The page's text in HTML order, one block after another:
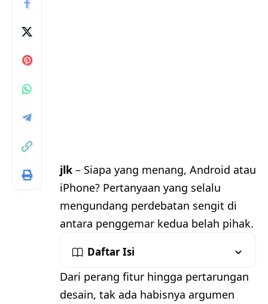
jlk – Siapa yang menang, Android atau
iPhone? Pertanyaan yang selalu
mengundang perdebatan sengit di
antara penggemar kedua belah pihak.
Daftar Isi
Dari perang fitur hingga pertarungan
desain, tak ada habisnya argumen